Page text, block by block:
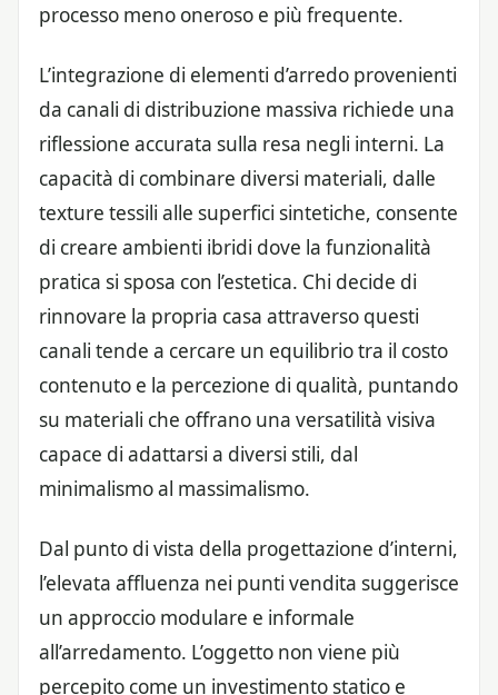
processo meno oneroso e più frequente.
L’integrazione di elementi d’arredo provenienti
da canali di distribuzione massiva richiede una
riflessione accurata sulla resa negli interni. La
capacità di combinare diversi materiali, dalle
texture tessili alle superfici sintetiche, consente
di creare ambienti ibridi dove la funzionalità
pratica si sposa con l’estetica. Chi decide di
rinnovare la propria casa attraverso questi
canali tende a cercare un equilibrio tra il costo
contenuto e la percezione di qualità, puntando
su materiali che offrano una versatilità visiva
capace di adattarsi a diversi stili, dal
minimalismo al massimalismo.
Dal punto di vista della progettazione d’interni,
l’elevata affluenza nei punti vendita suggerisce
un approccio modulare e informale
all’arredamento. L’oggetto non viene più
percepito come un investimento statico e